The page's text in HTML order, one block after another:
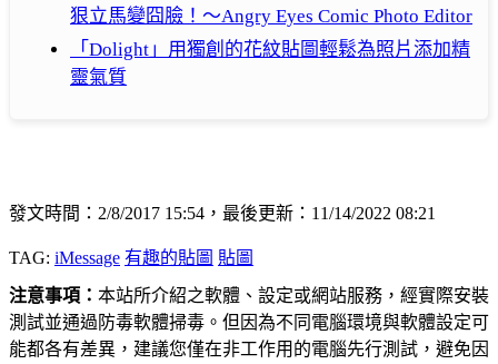
狠立馬變囧臉！～Angry Eyes Comic Photo Editor
「Dolight」用獨創的花紋貼圖輕鬆為照片添加精
靈氣質
發文時間：2/8/2017 15:54，最後更新：11/14/2022 08:21
TAG: iMessage 有趣的貼圖 貼圖
注意事項： 本站所介紹之軟體、設定或網站服務，經實際安裝
測試並通過防毒軟體掃毒。但因為不同電腦環境與軟體設定可
能都各有差異，建議您僅在非工作用的電腦先行測試，避免因